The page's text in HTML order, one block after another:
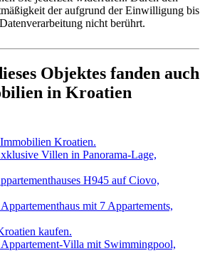
der aufgrund der Einwilligung bis
nicht berührt.
Objektes fanden auch
in Kroatien
Villen in Panorama-Lage,
mit 7 Appartements,
Villa mit Swimmingpool,